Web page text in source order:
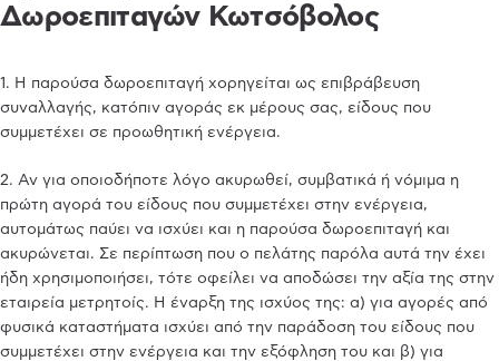
Δωροεπιταγών Κωτσόβολος
1. Η παρούσα δωροεπιταγή χορηγείται ως επιβράβευση
συναλλαγής, κατόπιν αγοράς εκ μέρους σας, είδους που
συμμετέχει σε προωθητική ενέργεια.
2. Αν για οποιοδήποτε λόγο ακυρωθεί, συμβατικά ή νόμιμα η
πρώτη αγορά του είδους που συμμετέχει στην ενέργεια,
αυτομάτως παύει να ισχύει και η παρούσα δωροεπιταγή και
ακυρώνεται. Σε περίπτωση που ο πελάτης παρόλα αυτά την έχει
ήδη χρησιμοποιήσει, τότε οφείλει να αποδώσει την αξία της στην
εταιρεία μετρητοίς. Η έναρξη της ισχύος της: α) για αγορές από
φυσικά καταστήματα ισχύει από την παράδοση του είδους που
συμμετέχει στην ενέργεια και την εξόφληση του και β) για